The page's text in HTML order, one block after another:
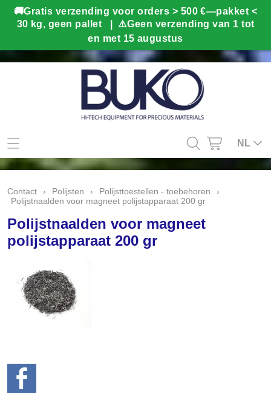
Mijn account
Contact
Info
Webshop
BUKO eigen productie
2e hands
Boeken
NL
Contact › Polijsten › Polijsttoestellen - toebehoren
›
Polijstnaalden voor magneet polijstapparaat 200 gr
Polijstnaalden voor magneet
polijstapparaat 200 gr